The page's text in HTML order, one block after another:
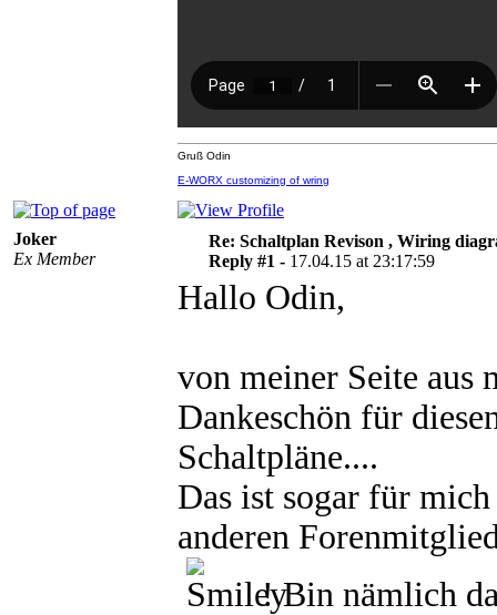
Gruß Odin
E-WORX customizing of wring
Joker
Ex Member
Re: Schaltplan Revison , Wiring
Reply #1 - 17.04.15 at 23:17:59
Hallo Odin,
von meiner Seite aus
Dankeschön für
Schaltpläne....
Das ist sogar für
anderen
! Bin nämlich